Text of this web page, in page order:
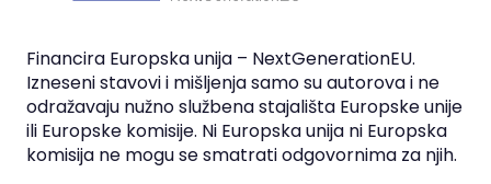
Financira Europska unija – NextGenerationEU.
Izneseni stavovi i mišljenja samo su autorova i ne
odražavaju nužno službena stajališta Europske unije
ili Europske komisije. Ni Europska unija ni Europska
komisija ne mogu se smatrati odgovornima za njih.